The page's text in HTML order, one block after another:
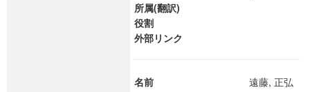
所属(翻訳)
役割
外部リンク
名前 遠藤, 正弘